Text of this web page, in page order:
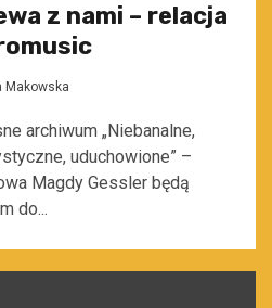
z nami – relacja
Makowska
archiwum „Niebanalne,
uduchowione” –
Magdy Gessler będą
do...